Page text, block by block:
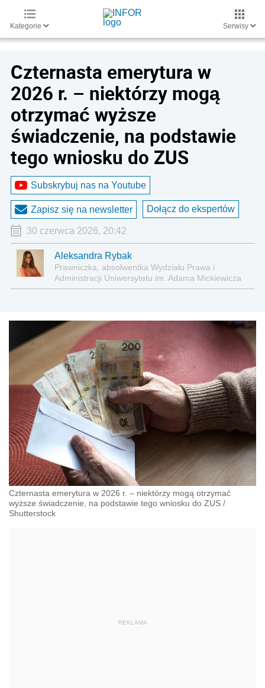
Kategorie Serwisy
Czternasta emerytura w
2026 r. – niektórzy mogą
otrzymać wyższe
świadczenie, na podstawie
tego wniosku do ZUS
Subskrybuj nas na Youtube
Zapisz się na newsletter Dołącz do ekspertów
30 czerwca 2026, 20:42
Aleksandra Rybak
Prawniczka, absolwentka Wydziału Prawa i
Administracji Uniwersytetu im. Adama Mickiewicza
w Poznaniu
Czternasta emerytura w 2026 r. – niektórzy mogą otrzymać
wyższe świadczenie, na podstawie tego wniosku do ZUS /
Shutterstock